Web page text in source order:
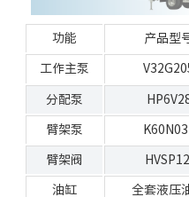
功能 产品型
工作主泵
分配泵
臂架泵
臂架阀 HVSP12
油缸 全套液压